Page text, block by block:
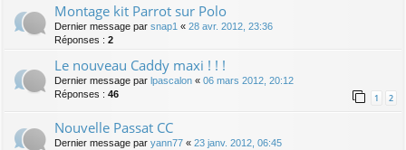
Montage kit Parrot sur Polo
Dernier message par snap1 « 28 avr. 2012, 23:36
Réponses : 2
Le nouveau Caddy maxi ! ! !
Dernier message par lpascalon « 06 mars 2012, 20:12
Réponses : 46 1 2
Nouvelle Passat CC
Dernier message par yann77 « 23 janv. 2012, 06:45